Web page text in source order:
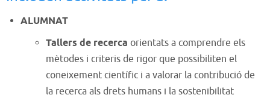
ALUMNAT
Tallers de recerca orientats a comprendre els
mètodes i criteris de rigor que possibiliten el
coneixement científic i a valorar la contribució de
la recerca als drets humans i la sostenibilitat